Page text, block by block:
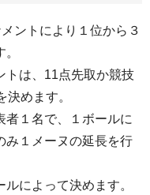
ントにより１位から３
トは、11点先取か競技
めます。
者１名で、１ボールに
み１メーヌの延長を行
よって決めます。